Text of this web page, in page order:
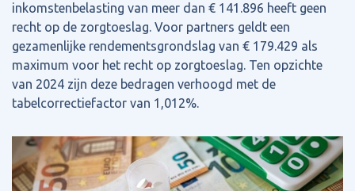
inkomstenbelasting van meer dan € 141.896 heeft geen
recht op de zorgtoeslag. Voor partners geldt een
gezamenlijke rendementsgrondslag van € 179.429 als
maximum voor het recht op zorgtoeslag. Ten opzichte
van 2024 zijn deze bedragen verhoogd met de
tabelcorrectiefactor van 1,012%.